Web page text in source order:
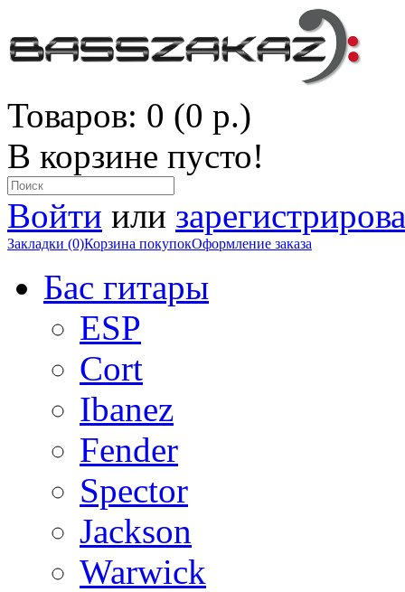
Товаров: 0 (0 р.)
В корзине пусто!
Войти или
Закладки (0)Корзина покупокОформление заказа
Бас гитары
ESP
Cort
Ibanez
Fender
Spector
Jackson
Warwick